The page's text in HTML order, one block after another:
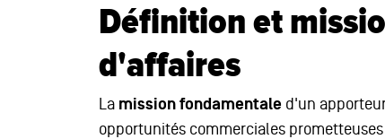
Définition et
d'affaires
La mission fondamentale d'un
opportunités commerciales